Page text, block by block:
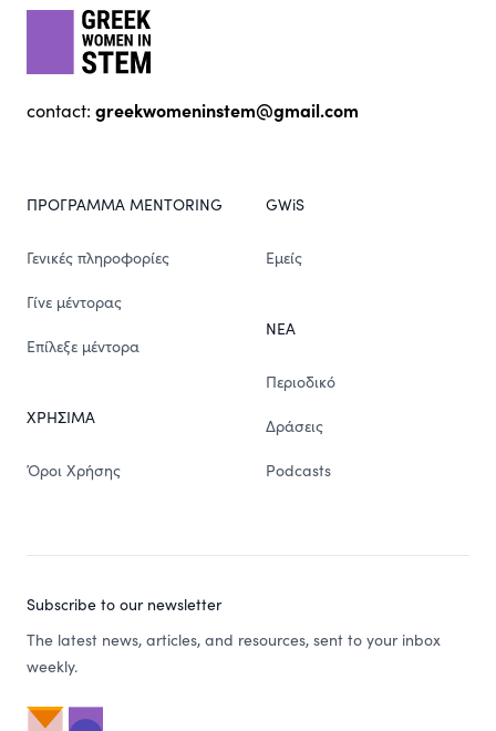
contact: greekwomeninstem@gmail.com
ΠΡΟΓΡΑΜΜΑ MENTORING
Γενικές πληροφορίες
Γίνε μέντορας
Επίλεξε μέντορα
ΧΡΗΣΙΜΑ
Όροι Χρήσης
GWiS
Εμείς
ΝΕΑ
Περιοδικό
Δράσεις
Podcasts
Subscribe to our newsletter
The latest news, articles, and resources, sent to your inbox
weekly.